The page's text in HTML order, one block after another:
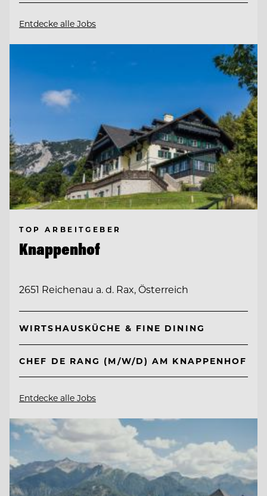
Entdecke alle Jobs
TOP ARBEITGEBER
Knappenhof
2651 Reichenau a. d. Rax, Österreich
WIRTSHAUSKÜCHE & FINE DINING
CHEF DE RANG (M/W/D) AM KNAPPENHOF
Entdecke alle Jobs